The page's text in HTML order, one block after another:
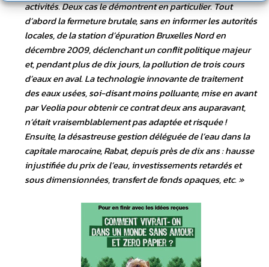
activités. Deux cas le démontrent en particulier. Tout
d’abord la fermeture brutale, sans en informer les autorités
locales, de la station d’épuration Bruxelles Nord en
décembre 2009, déclenchant un conflit politique majeur
et, pendant plus de dix jours, la pollution de trois cours
d’eaux en aval. La technologie innovante de traitement
des eaux usées, soi-disant moins polluante, mise en avant
par Veolia pour obtenir ce contrat deux ans auparavant,
n’était vraisemblablement pas adaptée et risquée !
Ensuite, la désastreuse gestion déléguée de l’eau dans la
capitale marocaine, Rabat, depuis près de dix ans : hausse
injustifiée du prix de l’eau, investissements retardés et
sous dimensionnées, transfert de fonds opaques, etc. »